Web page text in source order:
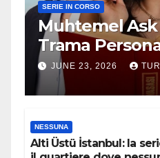
SERIE IN CORSO
Muhtemel Ask
Trama
JUNE 23, 2026
NESSUNA
Alti Üstü İstanbul: la